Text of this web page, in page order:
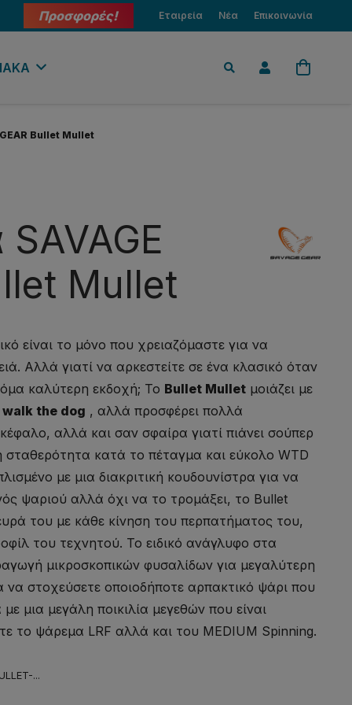
Προσφορές! Εταιρεία Νέα Επικοινωνία
Bullet Mullet
Mullet
είναι το μόνο που χρειαζόμαστε για να
Αλλά γιατί να αρκεστείτε σε ένα κλασικό όταν
καλύτερη εκδοχή; Το Bullet Mullet μοιάζει με
walk the dog , αλλά προσφέρει πολλά
αλλά και σαν σφαίρα γιατί πιάνει σούπερ
σταθερότητα κατά το πέταγμα και εύκολο WTD
με μια διακριτική κουδουνίστρα για να
ψαριού αλλά όχι να το τρομάξει, το Bullet
του με κάθε κίνηση του περπατήματος του,
του τεχνητού. Το ειδικό ανάγλυφο στα
μικροσκοπικών φυσαλίδων για μεγαλύτερη
να στοχεύσετε οποιοδήποτε αρπακτικό ψάρι που
με μια μεγάλη ποικιλία μεγεθών που είναι
το ψάρεμα LRF αλλά και του MEDIUM Spinning.
...